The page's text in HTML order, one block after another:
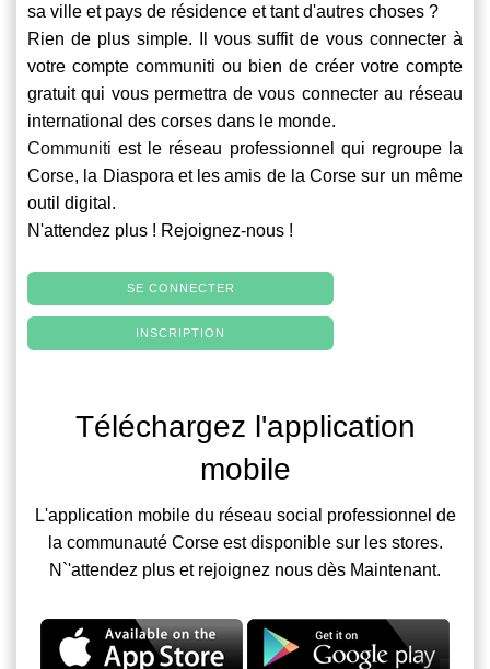
sa ville et pays de résidence et tant d'autres choses ?
Rien de plus simple. Il vous suffit de vous connecter à
votre compte communiti ou bien de créer votre compte
gratuit qui vous permettra de vous connecter au réseau
international des corses dans le monde.
Communiti est le réseau professionnel qui regroupe la
Corse, la Diaspora et les amis de la Corse sur un même
outil digital.
N'attendez plus ! Rejoignez-nous !
SE CONNECTER
INSCRIPTION
Téléchargez l'application
mobile
L'application mobile du réseau social professionnel de
la communauté Corse est disponible sur les stores.
N`'attendez plus et rejoignez nous dès Maintenant.